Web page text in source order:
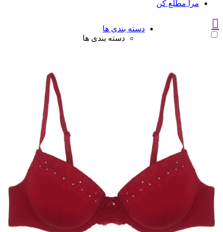
مرا مطلع کن
دسته بندی ها
دسته بندی ها
بر اساس نوع
قفسه ای
بی بند
از جلو باز
برالت
تراینگل
پلانج
بارداری
شیردهی
پنبه ای (نخی)